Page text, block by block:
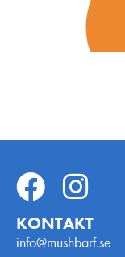
KONTAKT
info@mushbarf.se